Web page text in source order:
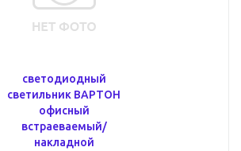
светодиодный
светильник ВАРТОН
офисный
встраеваемый/
накладной